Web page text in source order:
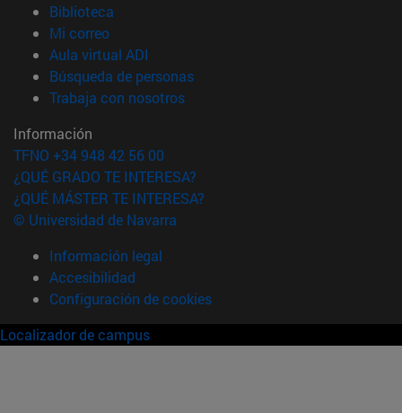
Biblioteca
Mi correo(abre en nueva ventana)
Aula virtual ADI
Búsqueda de personas(abre en nueva ventana)
Trabaja con nosotros(abre en nueva ventana)
Información
TFNO +34 948 42 56 00
¿QUÉ GRADO TE INTERESA?
¿QUÉ MÁSTER TE INTERESA?
© Universidad de Navarra
Información legal
Accesibilidad
Configuración de cookies
Localizador de campus